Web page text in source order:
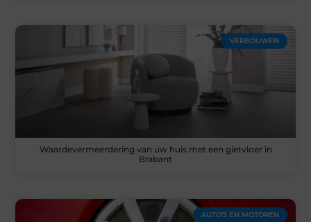
VERBOUWEN
Waardevermeerdering van uw huis met een gietvloer in
Brabant
AUTO’S EN MOTOREN